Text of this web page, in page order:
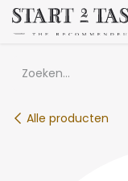
Overslaan naar inhoud
Alle producten